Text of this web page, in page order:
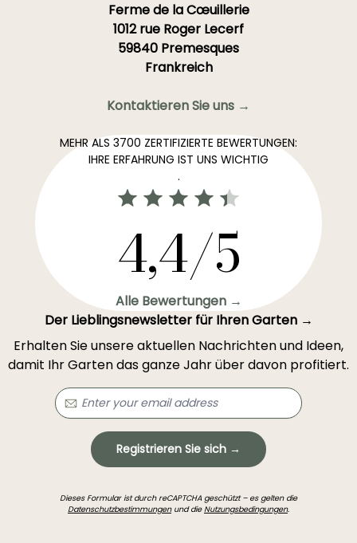
Ferme de la Cœuillerie
1012 rue Roger Lecerf
59840 Premesques
Frankreich
Kontaktieren Sie uns →
MEHR ALS 3700 ZERTIFIZIERTE BEWERTUNGEN:
IHRE ERFAHRUNG IST UNS WICHTIG
.
4,4/5
Alle Bewertungen →
Der Lieblingsnewsletter für Ihren Garten →
Erhalten Sie unsere aktuellen Nachrichten und Ideen,
damit Ihr Garten das ganze Jahr über davon profitiert.
Registrieren Sie sich →
Dieses Formular ist durch reCAPTCHA geschützt – es gelten die
Datenschutzbestimmungenund dieNutzungsbedingungen.